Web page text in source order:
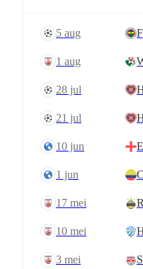
5 aug
1 aug
28 jul
21 jul
10 jun
1 jun
17 mei
10 mei
3 mei